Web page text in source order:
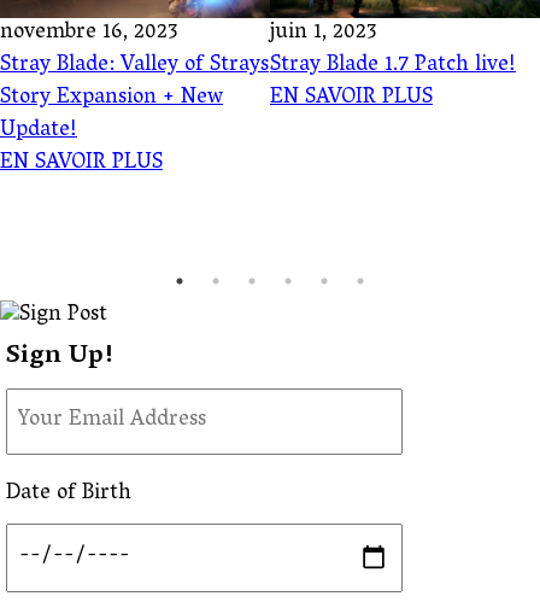
novembre 16, 2023
Stray Blade: Valley of Strays
Story Expansion + New
Update!
EN SAVOIR PLUS
juin 1, 2023
Stray Blade 1.7 Patch live!
EN SAVOIR PLUS
Sign Up!
Date of Birth